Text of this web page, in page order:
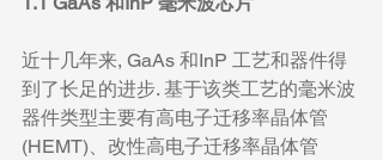
近十几年来, GaAs 和InP 工艺和器件得
到了长足的进步. 基于该类工艺的毫米波
器件类型主要有高电子迁移率晶体管
(HEMT)、改性高电子迁移率晶体管